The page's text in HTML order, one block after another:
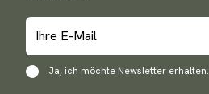
Ja, ich möchte Newsletter erhalten.